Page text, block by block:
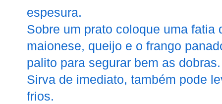
espesura.
Sobre um prato coloque uma fatia
maionese, queijo e o frango
palito para segurar bem as dobras.
Sirva de imediato, também pode
frios.